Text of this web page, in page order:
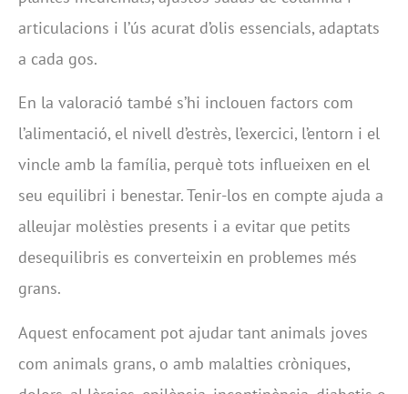
articulacions i l’ús acurat d’olis essencials, adaptats
a cada gos.
En la valoració també s’hi inclouen factors com
l’alimentació, el nivell d’estrès, l’exercici, l’entorn i el
vincle amb la família, perquè tots influeixen en el
seu equilibri i benestar. Tenir-los en compte ajuda a
alleujar molèsties presents i a evitar que petits
desequilibris es converteixin en problemes més
grans.
Aquest enfocament pot ajudar tant animals joves
com animals grans, o amb malalties cròniques,